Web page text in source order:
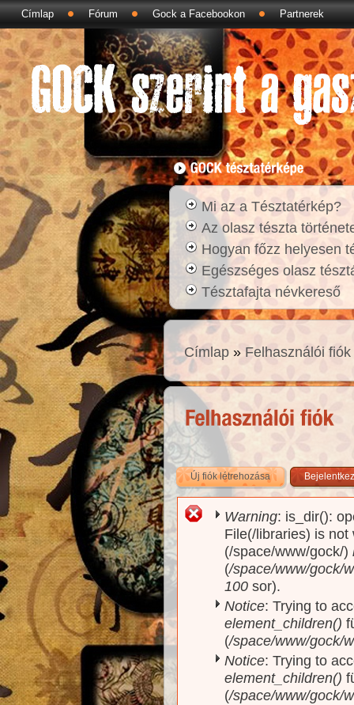
Címlap Fórum Gock a Facebookon Partnerek
Mi az a Tésztatérkép?
Az olasz tészta
Hogyan főzz helyesen
Egészséges olasz
Tésztafajta névkereső
Címlap » Felhasználói fiók
Új fiók létrehozása(aktív fül)
Hibaüzenet
Warning: is_dir():
File(/libraries) is
(/space/www/gock/)
(/space/www/gock/
100 sor).
Notice: Trying to
element_children()
(/space/www/gock/
Notice: Trying to
element_children()
(/space/www/gock/